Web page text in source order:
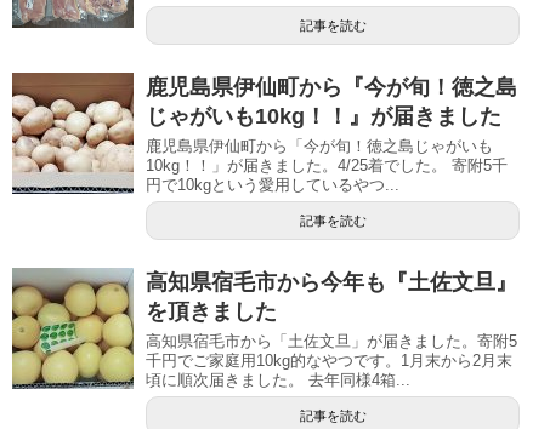
記事を読む
鹿児島県伊仙町から『今が旬！徳之島
じゃがいも10kg！！』が届きました
鹿児島県伊仙町から「今が旬！徳之島じゃがいも
10kg！！」が届きました。4/25着でした。 寄附5千
円で10kgという愛用しているやつ...
記事を読む
高知県宿毛市から今年も『土佐文旦』
を頂きました
高知県宿毛市から「土佐文旦」が届きました。寄附5
千円でご家庭用10kg的なやつです。1月末から2月末
頃に順次届きました。 去年同様4箱...
記事を読む